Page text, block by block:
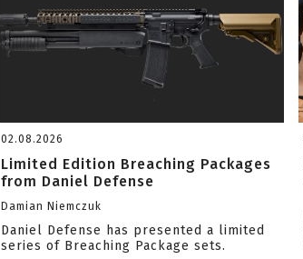
02.08.2026
Limited Edition Breaching Packages
from Daniel Defense
Damian Niemczuk
Daniel Defense has presented a limited
series of Breaching Package sets.